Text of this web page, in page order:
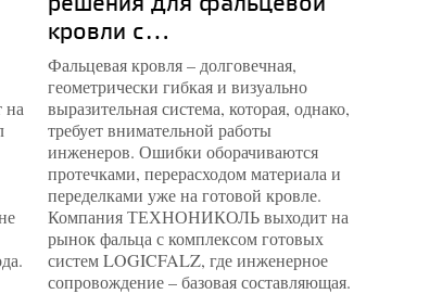
на
кровли с...
Фальцевая кровля – долговечная,
геометрически гибкая и визуально
выразительная система, которая, однако,
требует внимательной работы
инженеров. Ошибки оборачиваются
протечками, перерасходом материала и
переделками уже на готовой кровле.
Компания ТЕХНОНИКОЛЬ выходит на
рынок фальца с комплексом готовых
систем LOGICFALZ, где инженерное
сопровождение – базовая составляющая.